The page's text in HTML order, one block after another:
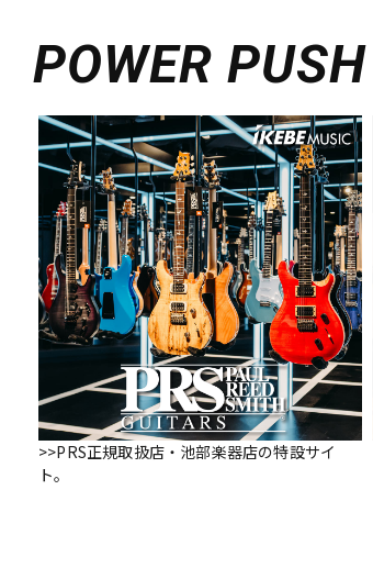
POWER PUSH
>>PRS正規取扱店・池部楽器店の特設サイ
ト。